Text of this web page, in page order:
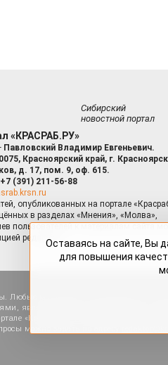
Сибирский
новостной портал
«КРАСРАБ.РУ»
Павловский Владимир Евгеньевич.
Красноярский край, г.
д. 17, пом. 9, оф. 615.
+7 (391) 211-56-88
опубликованных на портале
в разделах «Мнения», «Молва»,
пользователей к материалам сайта
редакции.
Любые материалы, размещённые на
являются объектами авторского
«Красраб.ру», допускается только
можно задать по адресу
Оставаясь на сайте, Вы
для повышения